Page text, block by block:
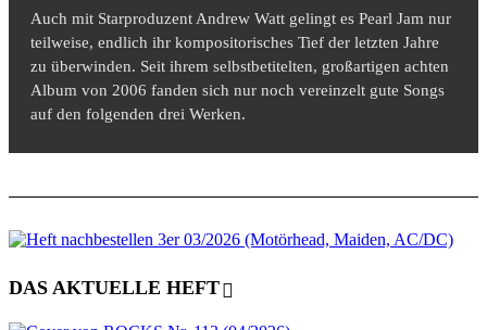
Auch mit Starproduzent Andrew Watt gelingt es Pearl Jam nur
teilweise, endlich ihr kompositorisches Tief der letzten Jahre
zu überwinden. Seit ihrem selbstbetitelten, großartigen achten
Album von 2006 fanden sich nur noch vereinzelt gute Songs
auf den folgenden drei Werken.
DAS AKTUELLE HEFT